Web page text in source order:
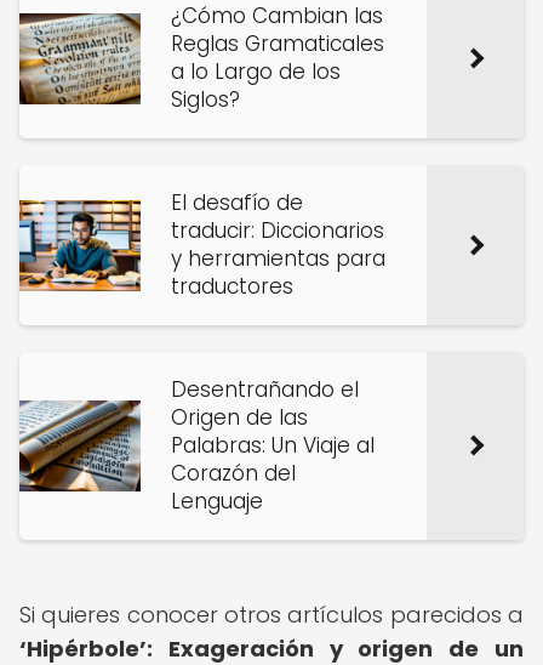
¿Cómo Cambian las
Reglas Gramaticales
a lo Largo de los
Siglos?
El desafío de
traducir: Diccionarios
y herramientas para
traductores
Desentrañando el
Origen de las
Palabras: Un Viaje al
Corazón del
Lenguaje
Si quieres conocer otros artículos parecidos a
‘Hipérbole’: Exageración y origen de un